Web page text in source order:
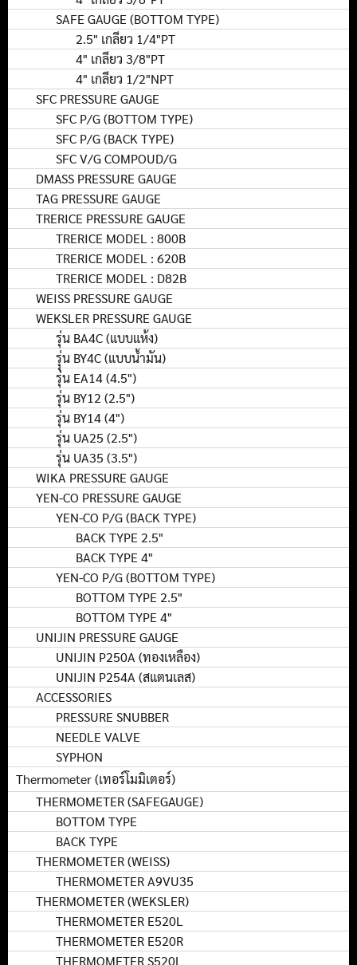
SAFE GAUGE (BOTTOM TYPE)
2.5" เกลียว 1/4"PT
4" เกลียว 3/8"PT
4" เกลียว 1/2"NPT
SFC PRESSURE GAUGE
SFC P/G (BOTTOM TYPE)
SFC P/G (BACK TYPE)
SFC V/G COMPOUD/G
DMASS PRESSURE GAUGE
TAG PRESSURE GAUGE
TRERICE PRESSURE GAUGE
TRERICE MODEL : 800B
TRERICE MODEL : 620B
TRERICE MODEL : D82B
WEISS PRESSURE GAUGE
WEKSLER PRESSURE GAUGE
รุ่น BA4C (แบบแห้ง)
รุุ่น BY4C (แบบน้ำมัน)
รุ่น EA14 (4.5")
รุ่น BY12 (2.5")
รุ่น BY14 (4")
รุ่น UA25 (2.5")
รุ่น UA35 (3.5")
WIKA PRESSURE GAUGE
YEN-CO PRESSURE GAUGE
YEN-CO P/G (BACK TYPE)
BACK TYPE 2.5"
BACK TYPE 4"
YEN-CO P/G (BOTTOM TYPE)
BOTTOM TYPE 2.5"
BOTTOM TYPE 4"
UNIJIN PRESSURE GAUGE
UNIJIN P250A (ทองเหลือง)
UNIJIN P254A (สแตนเลส)
ACCESSORIES
PRESSURE SNUBBER
NEEDLE VALVE
SYPHON
Thermometer (เทอร์โมมิเตอร์)
THERMOMETER (SAFEGAUGE)
BOTTOM TYPE
BACK TYPE
THERMOMETER (WEISS)
THERMOMETER A9VU35
THERMOMETER (WEKSLER)
THERMOMETER E520L
THERMOMETER E520R
THERMOMETER S520L